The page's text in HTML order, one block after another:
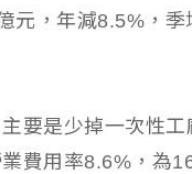
元，年減8.5%，季
要是少掉一次性工
費用率8.6%，為